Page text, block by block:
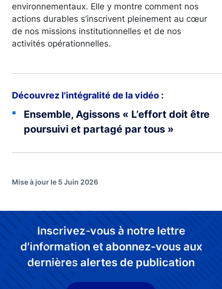
environnementaux. Elle y montre comment nos
actions durables s’inscrivent pleinement au cœur
de nos missions institutionnelles et de nos
activités opérationnelles.
Découvrez l'intégralité de la vidéo :
Ensemble, Agissons « L’effort doit être
poursuivi et partagé par tous »
Mise à jour le 5 Juin 2026
Inscrivez-vous à notre lettre
d'information et abonnez-vous aux
dernières alertes de publication